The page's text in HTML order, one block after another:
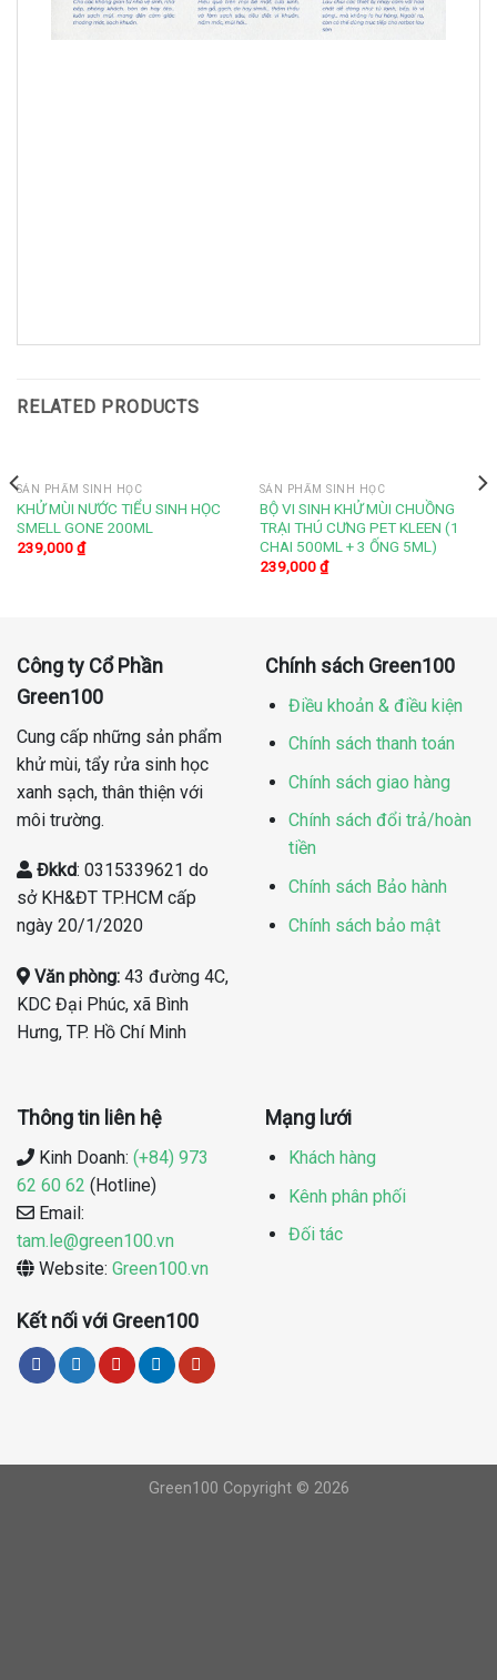
RELATED PRODUCTS
SẢN PHẨM SINH HỌC
KHỬ MÙI NƯỚC TIỂU SINH HỌC
SMELL GONE 200ML
239,000₫
SẢN PHẨM SINH HỌC
BỘ VI SINH KHỬ MÙI CHUỒNG
TRẠI THÚ CƯNG PET KLEEN (1
CHAI 500ML + 3 ỐNG 5ML)
239,000₫
Công ty Cổ Phần
Green100
Cung cấp những sản phẩm
khử mùi, tẩy rửa sinh học
xanh sạch, thân thiện với
môi trường.
Đkkd: 0315339621 do
sở KH&ĐT TP.HCM cấp
ngày 20/1/2020
Văn phòng: 43 đường 4C,
KDC Đại Phúc, xã Bình
Hưng, TP. Hồ Chí Minh
Chính sách Green100
Điều khoản & điều kiện
Chính sách thanh toán
Chính sách giao hàng
Chính sách đổi trả/hoàn
tiền
Chính sách Bảo hành
Chính sách bảo mật
Thông tin liên hệ
Kinh Doanh: (+84) 973
62 60 62 (Hotline)
Email:
tam.le@green100.vn
Website: Green100.vn
Kết nối với Green100
Mạng lưới
Khách hàng
Kênh phân phối
Đối tác
Green100 Copyright © 2026